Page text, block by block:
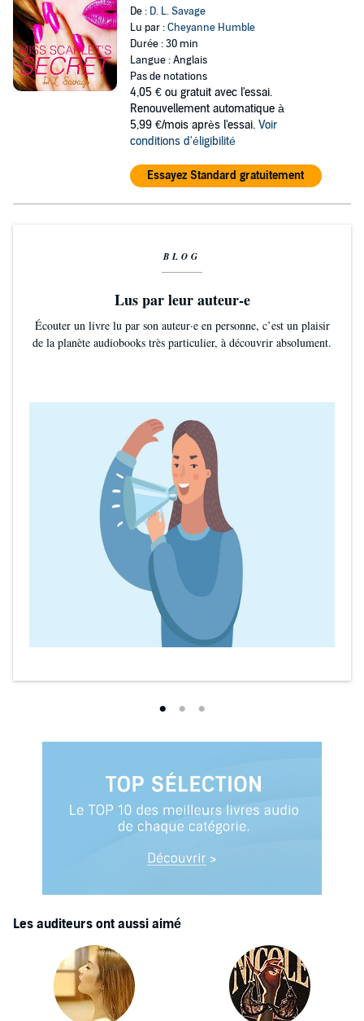
De : D. L. Savage
Lu par :Cheyanne Humble
Durée : 30 min
Langue : Anglais
Pas de notations
4,05 € ou gratuit avec l'essai.
Renouvellement automatique à
5,99 €/mois après l'essai. Voir
conditions d'éligibilité
Essayez Standard gratuitement
BLOG
Lus par leur auteur-e
Écouter un livre lu par son auteur·e en personne, c’est un plaisir
de la planète audiobooks très particulier, à découvrir absolument.
Les auditeurs ont aussi aimé